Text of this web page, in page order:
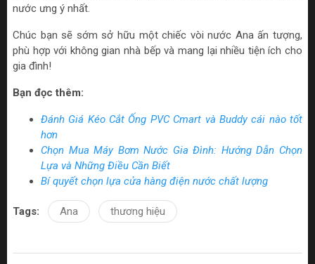
nước ưng ý nhất.
Chúc bạn sẽ sớm sở hữu một chiếc vòi nước Ana ấn tượng,
phù hợp với không gian nhà bếp và mang lại nhiều tiện ích cho
gia đình!
Bạn đọc thêm:
Đánh Giá Kéo Cắt Ống PVC Cmart và Buddy cái nào tốt
hơn
Chọn Mua Máy Bơm Nước Gia Đình: Hướng Dẫn Chọn
Lựa và Những Điều Cần Biết
Bí quyết chọn lựa cửa hàng điện nước chất lượng
Tags: Ana thương hiệu